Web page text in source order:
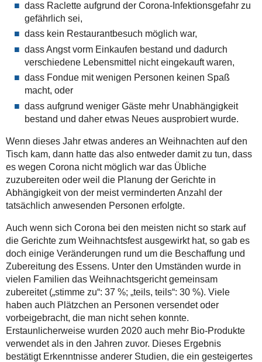
dass Raclette aufgrund der Corona-Infektionsgefahr zu
gefährlich sei,
dass kein Restaurantbesuch möglich war,
dass Angst vorm Einkaufen bestand und dadurch
verschiedene Lebensmittel nicht eingekauft waren,
dass Fondue mit wenigen Personen keinen Spaß
macht, oder
dass aufgrund weniger Gäste mehr Unabhängigkeit
bestand und daher etwas Neues ausprobiert wurde.
Wenn dieses Jahr etwas anderes an Weihnachten auf den
Tisch kam, dann hatte das also entweder damit zu tun, dass
es wegen Corona nicht möglich war das Übliche
zuzubereiten oder weil die Planung der Gerichte in
Abhängigkeit von der meist verminderten Anzahl der
tatsächlich anwesenden Personen erfolgte.
Auch wenn sich Corona bei den meisten nicht so stark auf
die Gerichte zum Weihnachtsfest ausgewirkt hat, so gab es
doch einige Veränderungen rund um die Beschaffung und
Zubereitung des Essens. Unter den Umständen wurde in
vielen Familien das Weihnachtsgericht gemeinsam
zubereitet („stimme zu“: 37 %; „teils, teils“: 30 %). Viele
haben auch Plätzchen an Personen versendet oder
vorbeigebracht, die man nicht sehen konnte.
Erstaunlicherweise wurden 2020 auch mehr Bio-Produkte
verwendet als in den Jahren zuvor. Dieses Ergebnis
bestätigt Erkenntnisse anderer Studien, die ein gesteigertes